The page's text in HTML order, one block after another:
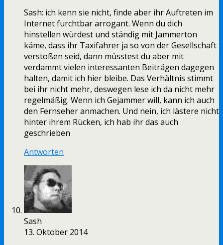
Sash: ich kenn sie nicht, finde aber ihr Auftreten im
Internet furchtbar arrogant. Wenn du dich
hinstellen würdest und ständig mit Jammerton
käme, dass ihr Taxifahrer ja so von der Gesellschaft
verstoßen seid, dann müsstest du aber mit
verdammt vielen interessanten Beiträgen dagegen
halten, damit ich hier bleibe. Das Verhältnis stimmt
bei ihr nicht mehr, deswegen lese ich da nicht mehr
regelmäßig. Wenn ich Gejammer will, kann ich auch
den Fernseher anmachen. Und nein, ich lästere nicht
hinter ihrem Rücken, ich hab ihr das auch
geschrieben
Antworten
Sash
13. Oktober 2014